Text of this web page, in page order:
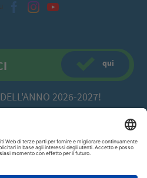
2026-2027!
qui